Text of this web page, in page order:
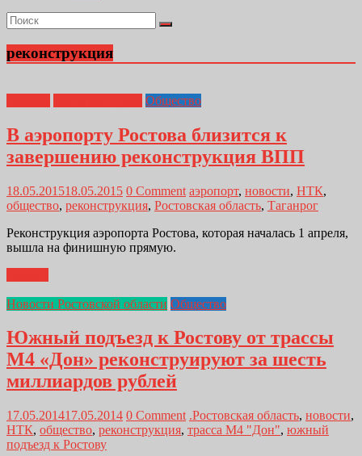
реконструкция
Общество
В аэропорту Ростова близится к
завершению реконструкция ВПП
18.05.201518.05.2015 0 Comment аэропорт, новости, НТК,
общество, реконструкция, Ростовская область, Таганрог
Реконструкция аэропорта Ростова, которая началась 1 апреля,
вышла на финишную прямую.
Новости Ростовской области Общество
Южный подъезд к Ростову от трассы
М4 «Дон» реконструируют за шесть
миллиардов рублей
17.05.201417.05.2014 0 Comment .Ростовская область, новости,
НТК, общество, реконструкция, трасса М4 "Дон", южный
подъезд к Ростову